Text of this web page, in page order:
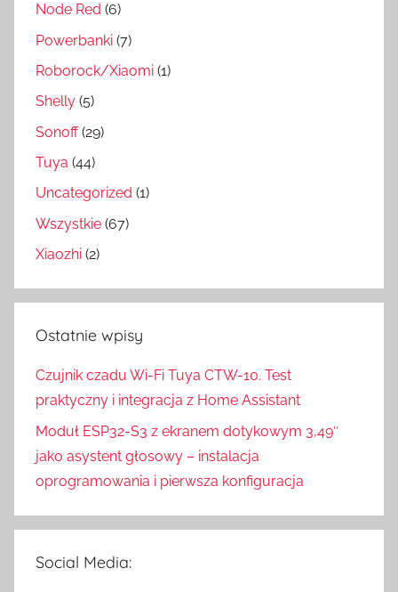
Node Red (6)
Powerbanki (7)
Roborock/Xiaomi (1)
Shelly (5)
Sonoff(29)
Tuya (44)
Uncategorized (1)
Wszystkie (67)
Xiaozhi (2)
Ostatnie wpisy
Czujnik czadu Wi-Fi Tuya CTW-10. Test
praktyczny i integracja z Home Assistant
Moduł ESP32-S3 z ekranem dotykowym 3,49″
jako asystent głosowy – instalacja
oprogramowania i pierwsza konfiguracja
Social Media: